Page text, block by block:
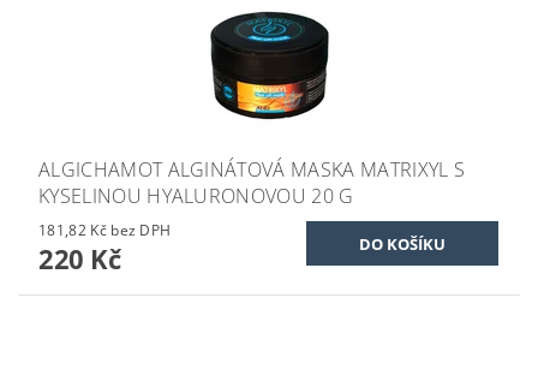
ALGICHAMOT ALGINÁTOVÁ MASKA MATRIXYL S
KYSELINOU HYALURONOVOU 20 G
181,82 Kč bez DPH
220 Kč